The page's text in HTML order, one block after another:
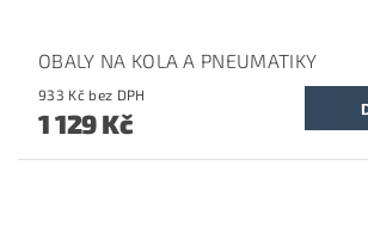
OBALY NA KOLA A PNEUMATIKY
933 Kč bez DPH
1 129 Kč